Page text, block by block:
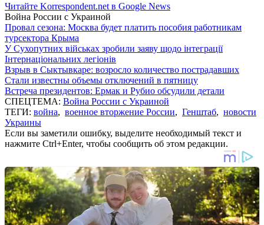
Читайте Korrespondent.net в Google News
Война России с Украиной
Провал сезона: Москва будет платить пособия работникам
турсектора Крыма
У Сухопутних військах зробили заяву щодо інтеграції
Інтернаціональних легіонів
Взрыв в Сыктывкаре: возросло количество пострадавших
Стали известны объемы отключений в пятницу
Встреча президентов: Ермак и Рубио обсудили детали
СПЕЦТЕМА: Война России с Украиной
ТЕГИ: война, военное вторжение России, Генштаб, новости
Украины
Если вы заметили ошибку, выделите необходимый текст и
нажмите Ctrl+Enter, чтобы сообщить об этом редакции.